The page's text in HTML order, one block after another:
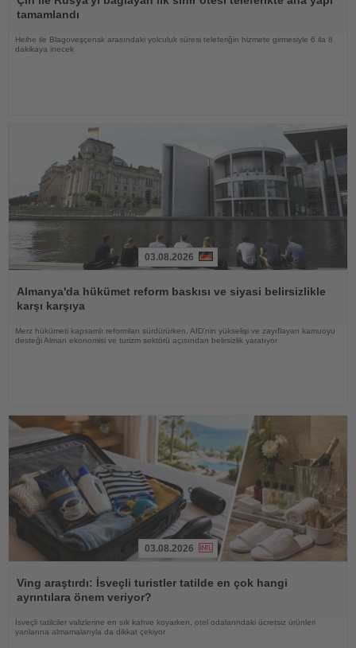
tamamlandı
Heihe ile Blagoveşçensk arasındaki yolculuk süresi teleferiğin hizmete girmesiyle 6 ila 8
dakikaya inecek
Oku
03.08.2026
Almanya'da hükümet reform baskısı ve siyasi belirsizlikle
karşı karşıya
Merz hükümeti kapsamlı reformları sürdürürken, AfD'nin yükselişi ve zayıflayan kamuoyu
desteği Alman ekonomisi ve turizm sektörü açısından belirsizlik yaratıyor
Oku
03.08.2026
Ving araştırdı: İsveçli turistler tatilde en çok hangi
ayrıntılara önem veriyor?
İsveçli tatilciler valizlerine en sık kahve koyarken, otel odalarındaki ücretsiz ürünleri
yanlarına almamalarıyla da dikkat çekiyor